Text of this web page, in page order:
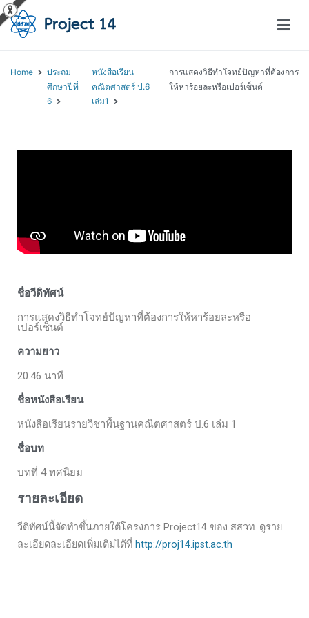
Home
ประถม
ศึกษาปีที่
6
หนังสือเรียน
คณิตศาสตร์ ป.6
เล่ม1
การแสดงวิธีทำโจทย์ปัญหาที่ต้องการ
ให้หาร้อยละหรือเปอร์เซ็นต์
ชื่อวีดิทัศน์
การแสดงวิธีทำโจทย์ปัญหาที่ต้องการให้หาร้อยละหรือ
เปอร์เซ็นต์
ความยาว
20.46 นาที
ชื่อหนังสือเรียน
หนังสือเรียนรายวิชาพื้นฐานคณิตศาสตร์ ป.6 เล่ม 1
ชื่อบท
บทที่ 4 ทศนิยม
รายละเอียด
วีดิทัศน์นี้จัดทำขึ้นภายใต้โครงการ Project14 ของ สสวท. ดูราย
ละเอียดละเอียดเพิ่มเติมได้ที่ http://proj14.ipst.ac.th